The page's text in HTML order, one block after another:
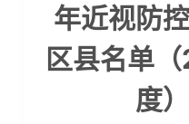
年近视防
区县名单
度